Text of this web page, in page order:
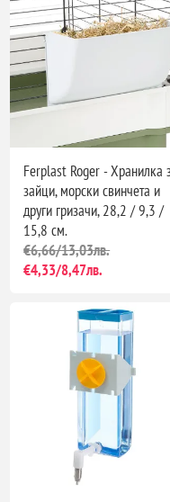
Ferplast Roger - Хранилка
зайци, морски свинчета и
други гризачи, 28,2 / 9,3 /
15,8 см.
€6,66/13,03лв.
€4,33/8,47лв.